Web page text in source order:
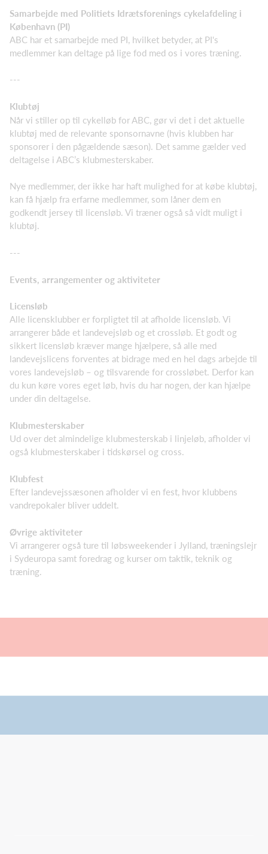
Samarbejde med Politiets Idrætsforenings cykelafdeling i
København (PI)
ABC har et samarbejde med PI, hvilket betyder, at PI's
medlemmer kan deltage på lige fod med os i vores træning.
---
Klubtøj
Når vi stiller op til cykelløb for ABC, gør vi det i det aktuelle
klubtøj med de relevante sponsornavne (hvis klubben har
sponsorer i den pågældende sæson). Det samme gælder ved
deltagelse i ABC’s klubmesterskaber.
Nye medlemmer, der ikke har haft mulighed for at købe klubtøj,
kan få hjælp fra erfarne medlemmer, som låner dem en
godkendt jersey til licensløb. Vi træner også så vidt muligt i
klubtøj.
---
Events, arrangementer og aktiviteter
Licensløb
Alle licensklubber er forpligtet til at afholde licensløb. Vi
arrangerer både et landevejsløb og et crossløb. Et godt og
sikkert licensløb kræver mange hjælpere, så alle med
landevejslicens forventes at bidrage med en hel dags arbejde til
vores landevejsløb – og tilsvarende for crossløbet. Derfor kan
du kun køre vores eget løb, hvis du har nogen, der kan hjælpe
under din deltagelse.
Klubmesterskaber
Ud over det almindelige klubmesterskab i linjeløb, afholder vi
også klubmesterskaber i tidskørsel og cross.
Klubfest
Efter landevejssæsonen afholder vi en fest, hvor klubbens
vandrepokaler bliver uddelt.
Øvrige aktiviteter
Vi arrangerer også ture til løbsweekender i Jylland, træningslejr
i Sydeuropa samt foredrag og kurser om taktik, teknik og
træning.